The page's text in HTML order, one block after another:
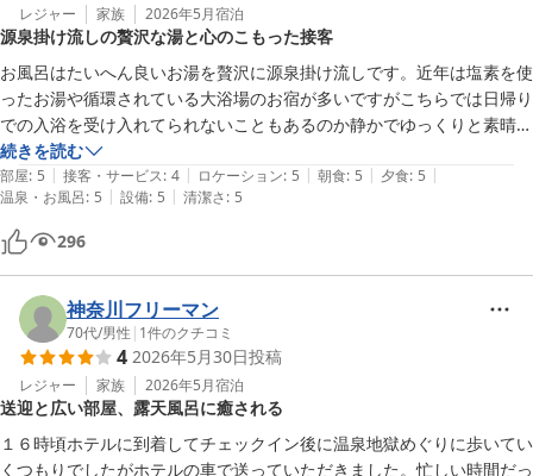
レジャー 家族 2026年5月宿泊
源泉掛け流しの贅沢な湯と心のこもった接客
お風呂はたいへん良いお湯を贅沢に源泉掛け流しです。近年は塩素を使
ったお湯や循環されている大浴場のお宿が多いですがこちらでは日帰り
での入浴を受け入れてられないこともあるのか静かでゆっくりと素晴ら
しいお風呂を堪能させていただきました。
お食事もスタッフさん方の気持ちの良い接客も有り難く、施設は本来な
らとても古いと思いますが改装を重ねられたりお庭やお掃除の手入れを
小まめにされていると感じました。雲仙温泉は大変好きで他のホテルも
リピートしますが、こちらのホテルも露天風呂付きのお部屋は別のタイ
プもあるので次もお世話になりたいと思っています。チェックアウト時
には感謝の気持ちをお伝えしたかったのですが研修中のお世話をされた
り他のお客様の応対でどなたにもお礼をお伝えするチャンスは与えられ
ませんでした。最後までお見送りをされるのが苦手なタイプなのでそれ
はそれでもよかったのですが‥ありがとうございました。またお世話に
なりますのでどうぞよろしくお願いいたします。
続きを読む
部屋: 5 | 接客・サービス: 4 | ロケーション: 5 | 朝食: 5 | 夕食: 5 |
温泉・お風呂: 5 | 設備: 5 | 清潔さ: 5
296
神奈川フリーマン
70代/男性 | 1件のクチコミ
4 2026年5月30日投稿
レジャー 家族 2026年5月宿泊
送迎と広い部屋、露天風呂に癒される
１６時頃ホテルに到着してチェックイン後に温泉地獄めぐりに歩いてい
くつもりでしたがホテルの車で送っていただきました。忙しい時間だっ